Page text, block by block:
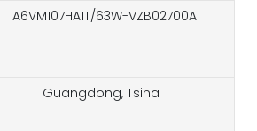
A6VM107HA1T/63W-VZB02700A
Guangdong, Tsina